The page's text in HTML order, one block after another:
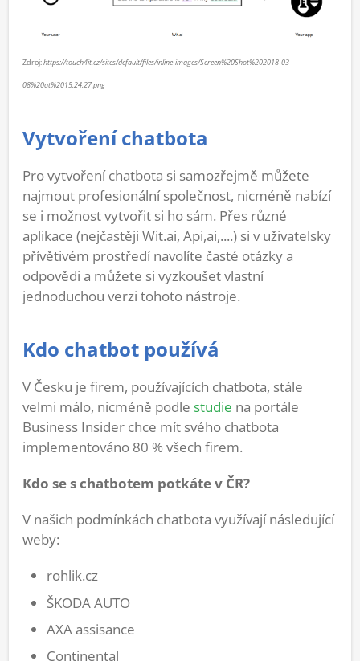
Zdroj:https://touch4it.cz/sites/default/files/inline-images/Screen%20Shot%202018-03-
08%20at%2015.24.27.png
Vytvoření chatbota
Pro vytvoření chatbota si samozřejmě můžete
najmout profesionální společnost, nicméně nabízí
se i možnost vytvořit si ho sám. Přes různé
aplikace (nejčastěji Wit.ai, Api,ai,....) si v uživatelsky
přívětivém prostředí navolíte časté otázky a
odpovědi a můžete si vyzkoušet vlastní
jednoduchou verzi tohoto nástroje.
Kdo chatbot používá
V Česku je firem, používajících chatbota, stále
velmi málo, nicméně podle studie na portále
Business Insider chce mít svého chatbota
implementováno 80 % všech firem.
Kdo se s chatbotem potkáte v ČR?
V našich podmínkách chatbota využívají následující
weby:
rohlik.cz
ŠKODA AUTO
AXA assisance
Continental